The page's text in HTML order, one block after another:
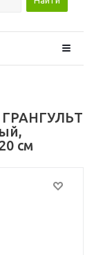
ГРАНГУЛЬТ
см